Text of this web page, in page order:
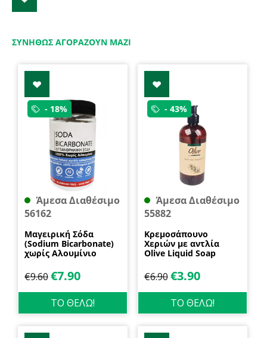
ΣΥΝΉΘΩΣ ΑΓΟΡΆΖΟΥΝ ΜΑΖΊ
- 18%
Άμεσα Διαθέσιμο
56162
Μαγειρική Σόδα
(Sodium Bicarbonate)
χωρίς Αλουμίνιο
€9.60€7.90
ΤΟ ΘΕΛΩ!
- 43%
Άμεσα Διαθέσιμο
55882
Κρεμοσάπουνο
Χεριών με αντλία
Olive Liquid Soap
€6.90 €3.90
ΤΟ ΘΕΛΩ!